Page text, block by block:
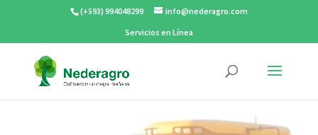
(+593) 994048299
info@nederagro.com
Servicios en Línea